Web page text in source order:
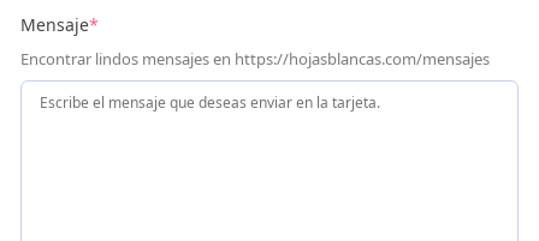
Mensaje*
Encontrar lindos mensajes en https://hojasblancas.com/mensajes